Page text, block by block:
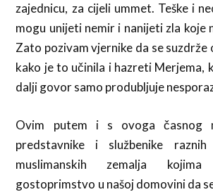
zajednicu, za cijeli ummet. Teške i
mogu unijeti nemir i nanijeti zla koje
Zato pozivam vjernike da se suzdrže
kako je to učinila i hazreti Merjema,
dalji govor samo produbljuje
Ovim putem i s ovoga časnog
predstavnike i službenike
muslimanskih zemalja
gostoprimstvo u našoj domovini da